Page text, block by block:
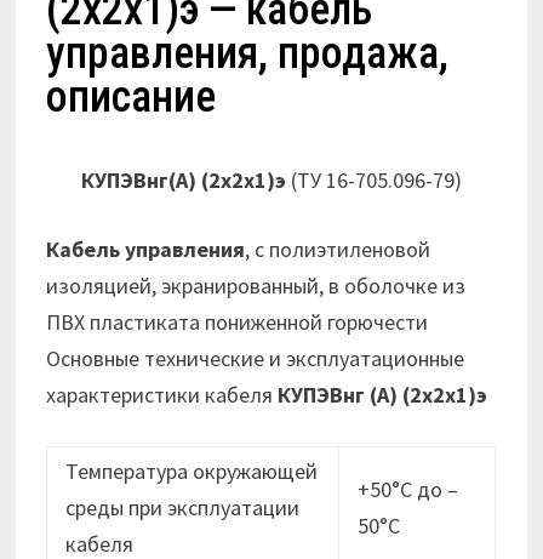
управления, продажа,
описание
КУПЭВнг(А) (2х2х1)э (ТУ 16-705.096-79)
Кабель управления, с полиэтиленовой
изоляцией, экранированный, в оболочке из
ПВХ пластиката пониженной горючести
Основные технические и эксплуатационные
характеристики кабеля КУПЭВнг (А) (2х2х1)э
Температура окружающей
среды при эксплуатации
кабеля
+50°С до –
50°С